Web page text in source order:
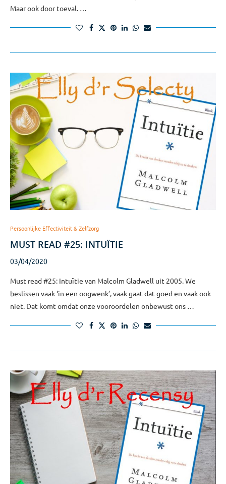
Maar ook door toeval. …
Persoonlijke Effectiviteit & Zelfzorg
MUST READ #25: INTUÏTIE
03/04/2020
Must read #25: Intuïtie van Malcolm Gladwell uit 2005. We
beslissen vaak ‘in een oogwenk’, vaak gaat dat goed en vaak ook
niet. Dat komt omdat onze vooroordelen onbewust ons …